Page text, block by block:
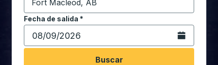
Comience a escribir la ciudad de destino para
Fecha de salida *
Escriba la fecha en formato de fecha Barra diagonal
Abra el
Buscar